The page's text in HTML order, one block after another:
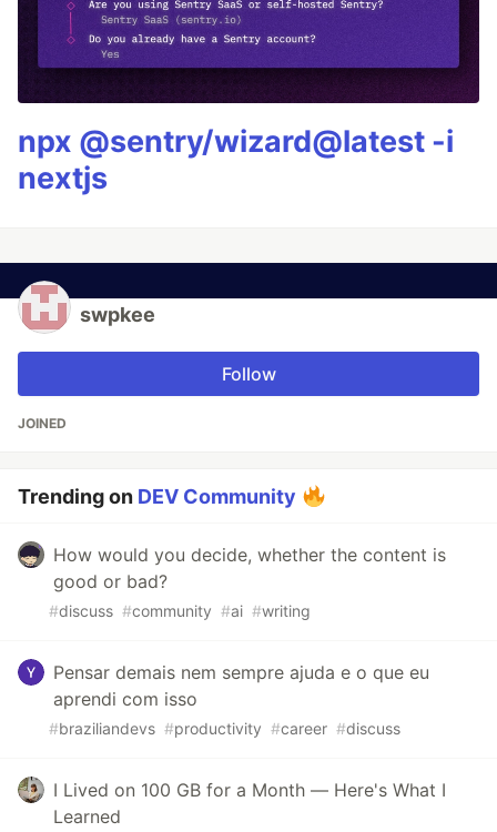
npx @sentry/wizard@latest -i
nextjs
swpkee
Follow
JOINED
Trending on DEV Community
How would you decide, whether the content is
good or bad?
#discuss #community #ai #writing
Pensar demais nem sempre ajuda e o que eu
aprendi com isso
#braziliandevs #productivity #career #discuss
I Lived on 100 GB for a Month — Here's What I
Learned